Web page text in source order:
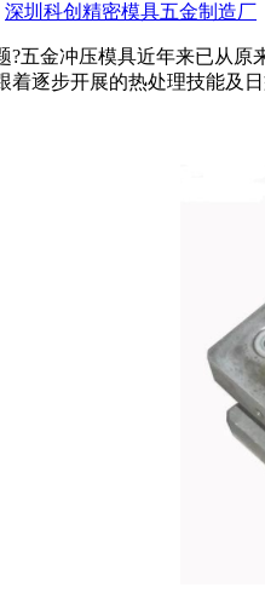
深圳科创精密模具五金制造厂
五金冲压模具近年来已从
逐步开展的热处理技能及